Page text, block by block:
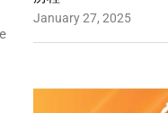
January 27, 2025